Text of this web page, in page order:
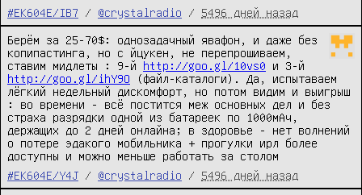
#EK604E/IB7
/ @crystalradio / 5496 дней назад
Берём за 25-70$: однозадачный явафон, и даже без
копипастинга, но с йцукен, не перепрошиваем,
ставим мидлеты : 9-й http://goo.gl/10vs0
http://goo.gl/ihY9O (файл-каталоги). Да, испытаваем
лёгкий недельный дискомфорт, но потом видим и выигрыш
: во времени - всё постится меж основных дел и без
страха разрядки одной из батареек по 1000мАч,
держащих до 2 дней онлайна; в здоровье - нет волнений
о потере эдакого мобильника + прогулки ирл более
доступны и можно меньше работать за столом
#EK604E/Y4J
/ @crystalradio / 5496 дней назад